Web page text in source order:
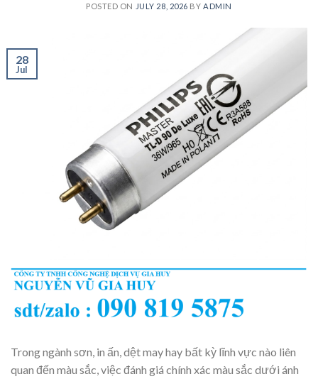
POSTED ON JULY 28, 2026 BY ADMIN
28
Jul
Trong ngành sơn, in ấn, dệt may hay bất kỳ lĩnh vực nào liên
quan đến màu sắc, việc đánh giá chính xác màu sắc dưới ánh